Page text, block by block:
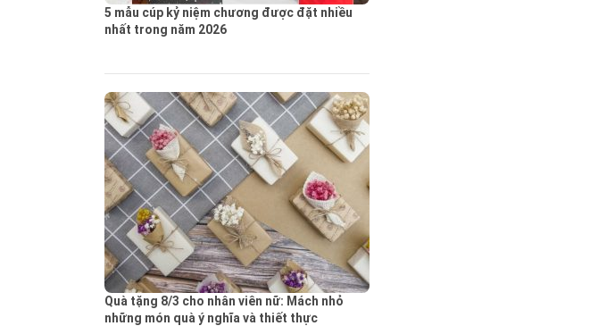
5 mẫu cúp kỷ niệm chương được đặt nhiều
nhất trong năm 2026
Quà tặng 8/3 cho nhân viên nữ: Mách nhỏ
những món quà ý nghĩa và thiết thực